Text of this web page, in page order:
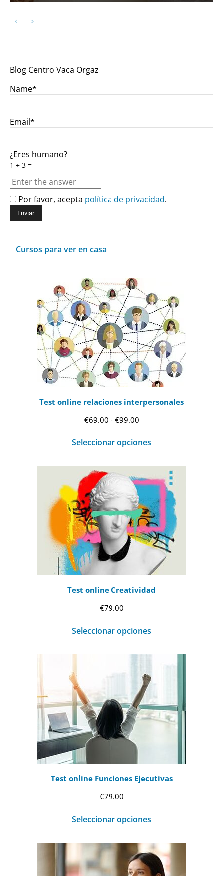
Blog Centro Vaca Orgaz
Name*
Email*
¿Eres humano?
1 + 3 =
Por favor, acepta política de privacidad.
Cursos para ver en casa
Test online relaciones interpersonales
€69.00 - €99.00Rango
precios:
desde
€69.00
hasta
€99.00
Seleccionar opciones
Test online Creatividad
€79.00
Seleccionar opciones
Test online Funciones Ejecutivas
€79.00
Seleccionar opciones